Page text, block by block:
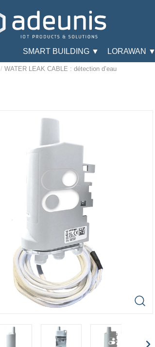
SMART BUILDING ▼ LORAWAN ▼
/WATER LEAK CABLE : détection d’eau